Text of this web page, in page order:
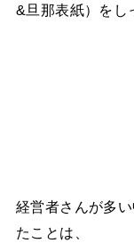
&旦那表紙）をし
経営者さんが多
たことは、